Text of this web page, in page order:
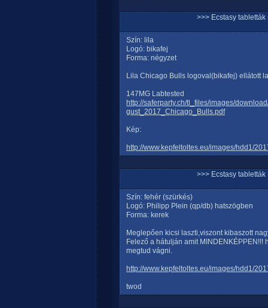
>>> Ecstasy tabletták
Szín: lila
Logó: bikafej
Forma: négyzet
Lila Chicago Bulls logoval(bikafej) ellátott
147MG Labtested
http://saferparty.ch/tl_files/images/
gust_2017_Chicago_Bulls.pdf
Kép:
http://www.kepfeltoltes.eu/images/hdd1/
>>> Ecstasy tabletták
Szín: fehér (szürkés)
Logó: Philipp Plein (qp/db) hatszögben
Forma: kerek
Meglepően kicsi laszti,viszont kibaszott
Felező a hátulján amit
megtud vágni.
http://www.kepfeltoltes.eu/images/hdd1/
twod